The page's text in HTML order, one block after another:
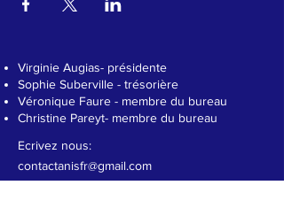
Virginie Augias- présidente
Sophie Suberville - trésorière
Véronique Faure - membre du bureau
Christine Pareyt- membre du bureau
Ecrivez nous:
contactanisfr@gmail.com